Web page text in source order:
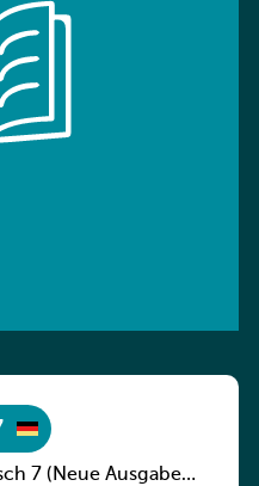
7 (Neue Ausgabe